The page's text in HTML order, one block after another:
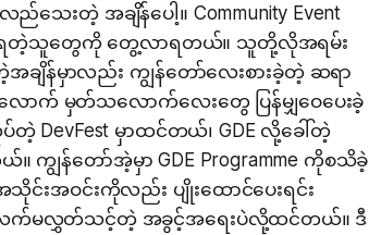
သေးတဲ့ အချိန်ပေါ့။ Community Event
းရတဲ့သူတွေကို တွေ့လာရတယ်။ သူတို့လိုအရမ်း
အချိန်မှာလည်း ကျွန်တော်လေးစားခဲ့တဲ့ ဆရာ
မှတ်သလောက်လေးတွေ ပြန်မျှဝေပေးခဲ့
DevFest မှာထင်တယ်၊ GDE လို့ခေါ်တဲ့
။ ကျွန်တော်အဲ့မှာ GDE Programme ကိုစသိခဲ့
အဝင်းကိုလည်း ပျိုးထောင်ပေးရင်း
မလွှတ်သင့်တဲ့ အခွင့်အရေးပဲလို့ထင်တယ်။ ဒီ